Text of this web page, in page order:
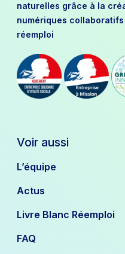
naturelles grâce à la
numériques
réemploi
Voir aussi
L’équipe
Actus
Livre Blanc Réemploi
FAQ